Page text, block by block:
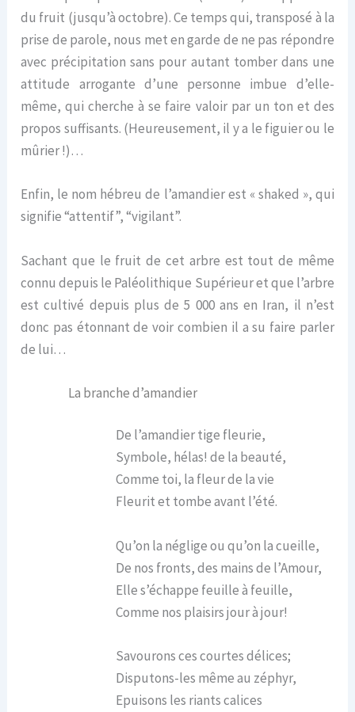
du fruit (jusqu’à octobre). Ce temps qui, transposé à la
prise de parole, nous met en garde de ne pas répondre
avec précipitation sans pour autant tomber dans une
attitude arrogante d’une personne imbue d’elle-
même, qui cherche à se faire valoir par un ton et des
propos suffisants. (Heureusement, il y a le figuier ou le
mûrier !)…
Enfin, le nom hébreu de l’amandier est « shaked », qui
signifie “attentif”, “vigilant”.
Sachant que le fruit de cet arbre est tout de même
connu depuis le Paléolithique Supérieur et que l’arbre
est cultivé depuis plus de 5 000 ans en Iran, il n’est
donc pas étonnant de voir combien il a su faire parler
de lui…
La branche d’amandier
De l’amandier tige fleurie,
Symbole, hélas! de la beauté,
Comme toi, la fleur de la vie
Fleurit et tombe avant l’été.
Qu’on la néglige ou qu’on la cueille,
De nos fronts, des mains de l’Amour,
Elle s’échappe feuille à feuille,
Comme nos plaisirs jour à jour!
Savourons ces courtes délices;
Disputons-les même au zéphyr,
Epuisons les riants calices